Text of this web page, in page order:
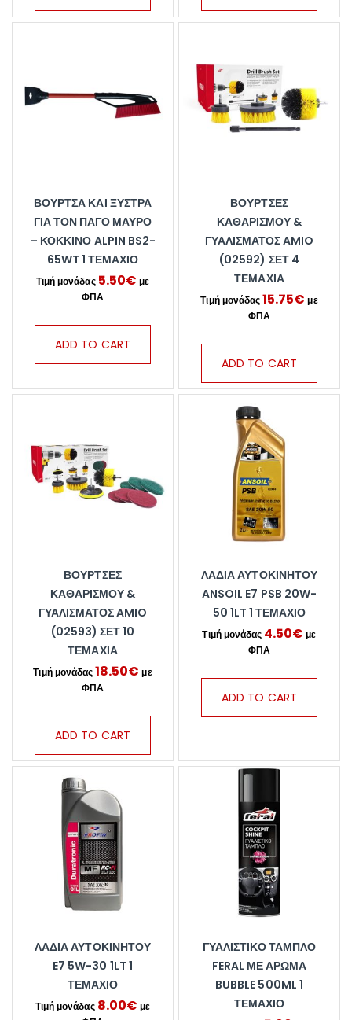
ΒΟΎΡΤΣΑ ΚΑΙ ΞΎΣΤΡΑ
ΓΙΑ ΤΟΝ ΠΆΓΟ ΜΑΎΡΟ
– ΚΌΚΚΙΝΟ ALPIN BS2-
65WT 1 ΤΕΜΆΧΙΟ
5.50€
ADD TO CART
ΒΟΎΡΤΣΕΣ
ΚΑΘΑΡΙΣΜΟΎ &
ΓΥΑΛΊΣΜΑΤΟΣ AMIO
(02592) ΣΕΤ 4
ΤΕΜΆΧΙΑ
15.75€
ADD TO CART
ΒΟΎΡΤΣΕΣ
ΚΑΘΑΡΙΣΜΟΎ &
ΓΥΑΛΊΣΜΑΤΟΣ AMIO
(02593) ΣΕΤ 10
ΤΕΜΆΧΙΑ
18.50€
ADD TO CART
ΛΆΔΙΑ ΑΥΤΟΚΙΝΉΤΟΥ
ANSOIL E7 PSB 20W-
50 1LT 1 ΤΕΜΆΧΙΟ
4.50€
ADD TO CART
ΛΆΔΙΑ ΑΥΤΟΚΙΝΉΤΟΥ
E7 5W-30 1LT 1
ΤΕΜΆΧΙΟ
8.00€
ΓΥΑΛΙΣΤΙΚΌ ΤΑΜΠΛΌ
FERAL ΜΕ ΆΡΩΜΑ
BUBBLE 500ML 1
ΤΕΜΆΧΙΟ